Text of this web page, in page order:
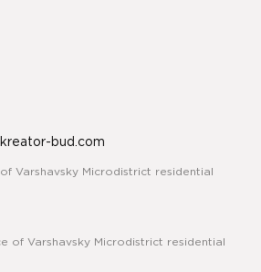
bud.com
Varshavsky Microdistrict residential
of Varshavsky Microdistrict residential